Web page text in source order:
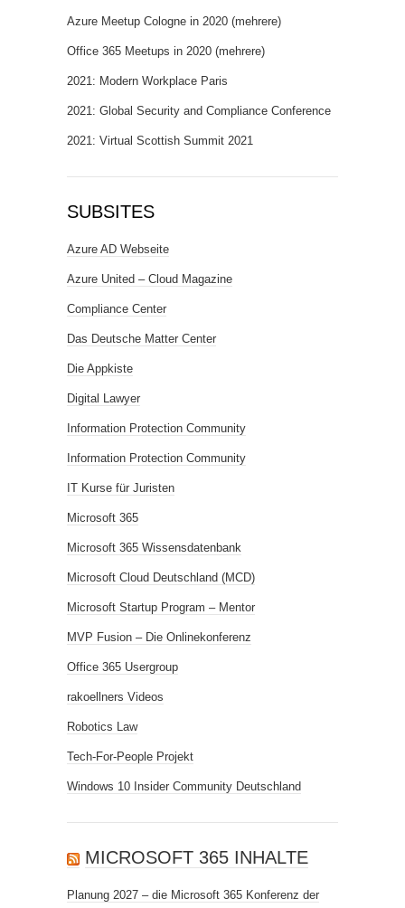
Azure Meetup Cologne in 2020 (mehrere)
Office 365 Meetups in 2020 (mehrere)
2021: Modern Workplace Paris
2021: Global Security and Compliance Conference
2021: Virtual Scottish Summit 2021
SUBSITES
Azure AD Webseite
Azure United – Cloud Magazine
Compliance Center
Das Deutsche Matter Center
Die Appkiste
Digital Lawyer
Information Protection Community
Information Protection Community
IT Kurse für Juristen
Microsoft 365
Microsoft 365 Wissensdatenbank
Microsoft Cloud Deutschland (MCD)
Microsoft Startup Program – Mentor
MVP Fusion – Die Onlinekonferenz
Office 365 Usergroup
rakoellners Videos
Robotics Law
Tech-For-People Projekt
Windows 10 Insider Community Deutschland
MICROSOFT 365 INHALTE
Planung 2027 – die Microsoft 365 Konferenz der